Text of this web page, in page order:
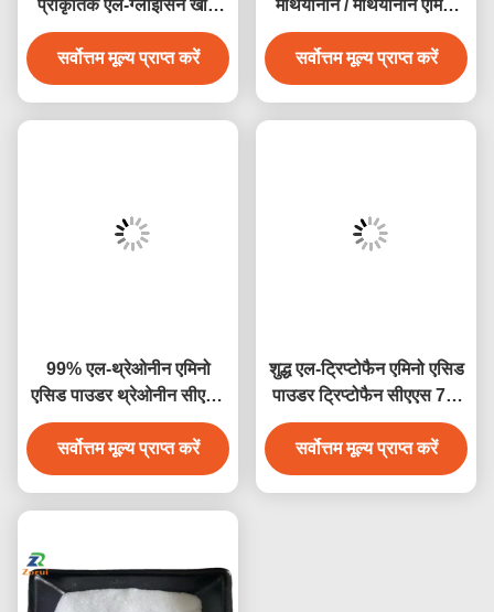
प्राकृतिक एल-ग्लाइसिन खाद्य
पूरक सीएएस 56-40-6
सर्वोत्तम मूल्य प्राप्त करें
मेथियोनीन / मेथियोनीन एमिनो
एसिड पाउडर सीएएस 59-51-8
सर्वोत्तम मूल्य प्राप्त करें
99% एल-थ्रेओनीन एमिनो
एसिड पाउडर थ्रेओनीन सीएएस
72-19-5
सर्वोत्तम मूल्य प्राप्त करें
शुद्ध एल-ट्रिप्टोफैन एमिनो एसिड
पाउडर ट्रिप्टोफैन सीएएस 73-
22-3
सर्वोत्तम मूल्य प्राप्त करें